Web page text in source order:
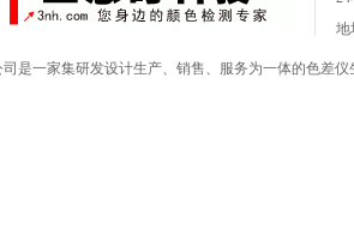
地
司是一家集研发设计生产、销售、服务为一体的色差